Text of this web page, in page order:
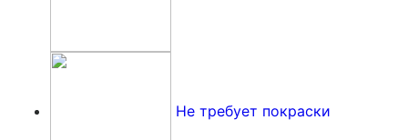
Не требует покраски